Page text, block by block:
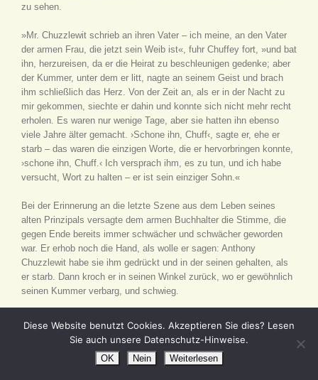
zu sehen.
»Mr. Chuzzlewit schrieb an ihren Vater – ich meine, an den Vater
der armen Frau, die jetzt sein Weib ist«, fuhr Chuffey fort, »und bat
ihn, herzureisen, da er die Heirat zu beschleunigen gedenke; aber
der Kummer, unter dem er litt, nagte an seinem Geist und brach
ihm schließlich das Herz. Von der Zeit an, als er in der Nacht zu
mir gekommen, siechte er dahin und konnte sich nicht mehr recht
erholen. Es waren nur wenige Tage, aber sie hatten ihn ebenso
viele Jahre älter gemacht. ›Schone ihn, Chuff‹, sagte er, ehe er
starb – das waren die einzigen Worte, die er hervorbringen konnte,
›schone ihn, Chuff.‹ Ich versprach ihm, es zu tun, und ich habe
versucht, Wort zu halten – er ist sein einziger Sohn.«
Bei der Erinnerung an die letzte Szene aus dem Leben seines
alten Prinzipals versagte dem armen Buchhalter die Stimme, die
gegen Ende bereits immer schwächer und schwächer geworden
war. Er erhob noch die Hand, als wolle er sagen: Anthony
Chuzzlewit habe sie ihm gedrückt und in der seinen gehalten, als
er starb. Dann kroch er in seinen Winkel zurück, wo er gewöhnlich
seinen Kummer verbarg, und schwieg.
»Nun?« sagte er nach einer Weile, »seid ihr jetzt zufrieden, oder
Diese Website benutzt Cookies. Akzeptieren Sie dies? Lesen
Sie auch unsere Datenschutz-Hinweise.
OK Nein Weiterlesen